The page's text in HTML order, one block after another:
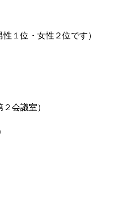
性１位・女性２位です）
会議室）